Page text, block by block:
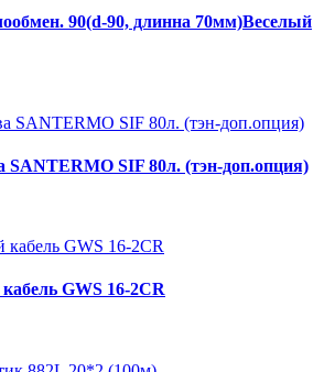
90(d-90, длинна 70мм)Веселый
SANTERMO SIF 80л. (тэн-доп.опция)
GWS 16-2CR